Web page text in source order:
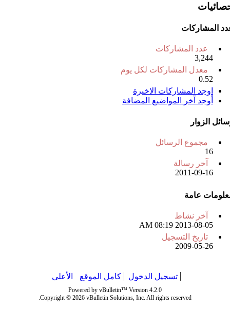
المشاركات
عدد المشاركات
3,244
معدل المشاركات لكل يوم
0.52
اوجد المشاركات الاخيرة
أوجد آخر المواضيع المضافة
الزوار
مجموع الرسائل
16
آخر رسالة
2011-09-16
عامة
آخر نشاط
2013-08-05
08:19 AM
تاريخ التسجيل
2009-05-26
تسجيل الدخول كامل الموقع الأعلى
Powered by vBulletin™ Version 4.2.0
Copyright © 2026 vBulletin Solutions, Inc. All rights reserved.